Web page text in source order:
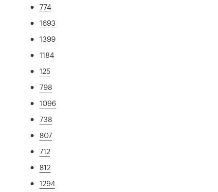
774
1693
1399
1184
125
798
1096
738
807
712
812
1294